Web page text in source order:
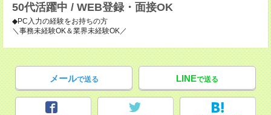
50代活躍中 / WEB登録・面接OK
◆PC入力の経験をお持ちの方
＼事務未経験OK＆業界未経験OK／
メールで送る LINEで送る